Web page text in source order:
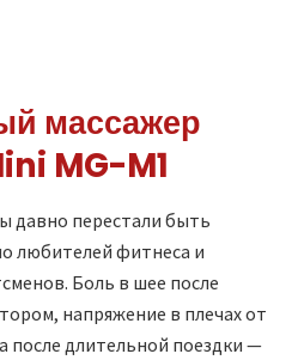
массажер
MG-M1
давно перестали быть
любителей фитнеса и
Боль в шее после
напряжение в плечах от
после длительной поездки —